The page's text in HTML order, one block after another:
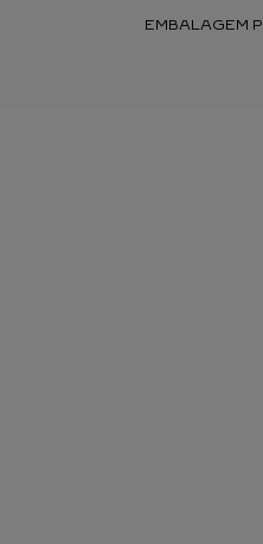
EMBALAGEM